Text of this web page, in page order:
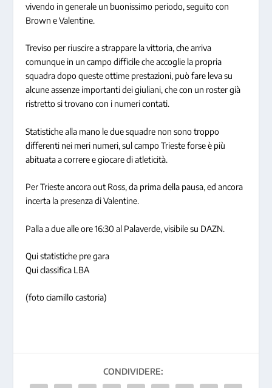
vivendo in generale un buonissimo periodo, seguito con
Brown e Valentine.
Treviso per riuscire a strappare la vittoria, che arriva
comunque in un campo difficile che accoglie la propria
squadra dopo queste ottime prestazioni, può fare leva su
alcune assenze importanti dei giuliani, che con un roster già
ristretto si trovano con i numeri contati.
Statistiche alla mano le due squadre non sono troppo
differenti nei meri numeri, sul campo Trieste forse è più
abituata a correre e giocare di atleticità.
Per Trieste ancora out Ross, da prima della pausa, ed ancora
incerta la presenza di Valentine.
Palla a due alle ore 16:30 al Palaverde, visibile su DAZN.
Qui statistiche pre gara
Qui classifica LBA
(foto ciamillo castoria)
CONDIVIDERE: